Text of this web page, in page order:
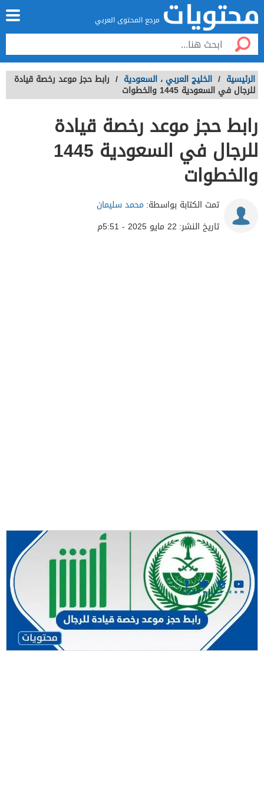
مرجع المحتوى العربي
الرئيسية / الخليج العربي ، السعودية / رابط حجز موعد رخصة قيادة
للرجال في السعودية 1445 والخطوات
رابط حجز موعد رخصة قيادة
للرجال في السعودية 1445
والخطوات
تمت الكتابة بواسطة: محمد سليمان
تاريخ النشر: 22 مايو 2025 - 5:51م